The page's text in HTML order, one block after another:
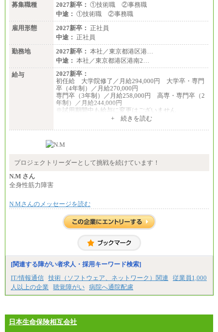
募集職種 2027新卒： ①技術職 ②事務職
中途： ①技術職 ②事務職
雇用形態
2027新卒： 正社員
中途： 正社員
勤務地
2027新卒： 本社／東京都港区港…
中途： 本社／東京都港区港南2…
給与
2027新卒：
初任給 大学院修了／月給294,000円 大学卒・専門
卒（4年制）／月給270,000円
専門卒（3年制）／月給258,000円 高専・専門卒（2
年制）／月給244,000円
※試用期間中も給与に変更はございません
②事務職 月給275,000円以上
※経験・スキルを考慮の上、当社規程により決定い
※試用期間中も給与に変更はございません。
+ 続きを読む
プロジェクトリーダーとして挑戦を続けています！
N.M さん
全身性筋力障害
N.Mさんのメッセージを読む
[関連する障がい者求人・採用キーワード検索]
IT/情報通信 技術（ソフトウェア、ネットワーク）関連
従業員1,000
人以上の企業
聴覚障がい 病院へ通院配慮
日本生命保険相互会社